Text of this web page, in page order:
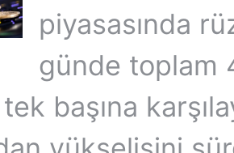
piyasasında
günde toplam
tek başına